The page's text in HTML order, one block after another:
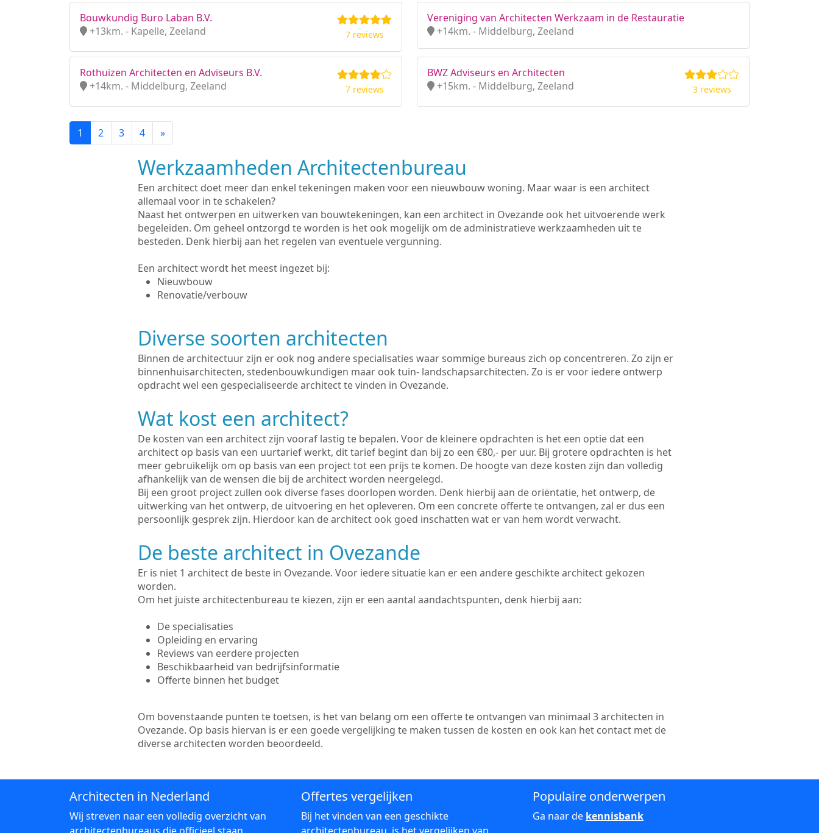
Bouwkundig Buro Laban B.V.
+13km. - Kapelle, Zeeland
7 reviews
Vereniging van Architecten Werkzaam in de Restauratie
+14km. - Middelburg, Zeeland
Rothuizen Architecten en Adviseurs B.V.
+14km. - Middelburg, Zeeland
7 reviews
BWZ Adviseurs en Architecten
+15km. - Middelburg, Zeeland
3 reviews
1 2 3 4 »
Werkzaamheden Architectenbureau
Een architect doet meer dan enkel tekeningen maken voor een nieuwbouw woning. Maar waar is een architect
allemaal voor in te schakelen?
Naast het ontwerpen en uitwerken van bouwtekeningen, kan een architect in Ovezande ook het uitvoerende werk
begeleiden. Om geheel ontzorgd te worden is het ook mogelijk om de administratieve werkzaamheden uit te
besteden. Denk hierbij aan het regelen van eventuele vergunning.
Een architect wordt het meest ingezet bij:
Nieuwbouw
Renovatie/verbouw
Diverse soorten architecten
Binnen de architectuur zijn er ook nog andere specialisaties waar sommige bureaus zich op concentreren. Zo zijn er
binnenhuisarchitecten, stedenbouwkundigen maar ook tuin- landschapsarchitecten. Zo is er voor iedere ontwerp
opdracht wel een gespecialiseerde architect te vinden in Ovezande.
Wat kost een architect?
De kosten van een architect zijn vooraf lastig te bepalen. Voor de kleinere opdrachten is het een optie dat een
architect op basis van een uurtarief werkt, dit tarief begint dan bij zo een €80,- per uur. Bij grotere opdrachten is het
meer gebruikelijk om op basis van een project tot een prijs te komen. De hoogte van deze kosten zijn dan volledig
afhankelijk van de wensen die bij de architect worden neergelegd.
Bij een groot project zullen ook diverse fases doorlopen worden. Denk hierbij aan de oriëntatie, het ontwerp, de
uitwerking van het ontwerp, de uitvoering en het opleveren. Om een concrete offerte te ontvangen, zal er dus een
persoonlijk gesprek zijn. Hierdoor kan de architect ook goed inschatten wat er van hem wordt verwacht.
De beste architect in Ovezande
Er is niet 1 architect de beste in Ovezande. Voor iedere situatie kan er een andere geschikte architect gekozen
worden.
Om het juiste architectenbureau te kiezen, zijn er een aantal aandachtspunten, denk hierbij aan:
De specialisaties
Opleiding en ervaring
Reviews van eerdere projecten
Beschikbaarheid van bedrijfsinformatie
Offerte binnen het budget
Om bovenstaande punten te toetsen, is het van belang om een offerte te ontvangen van minimaal 3 architecten in
Ovezande. Op basis hiervan is er een goede vergelijking te maken tussen de kosten en ook kan het contact met de
diverse architecten worden beoordeeld.
Architecten in Nederland
Wij streven naar een volledig overzicht van
Offertes vergelijken
Bij het vinden van een geschikte
Populaire onderwerpen
Ga naar de kennisbank